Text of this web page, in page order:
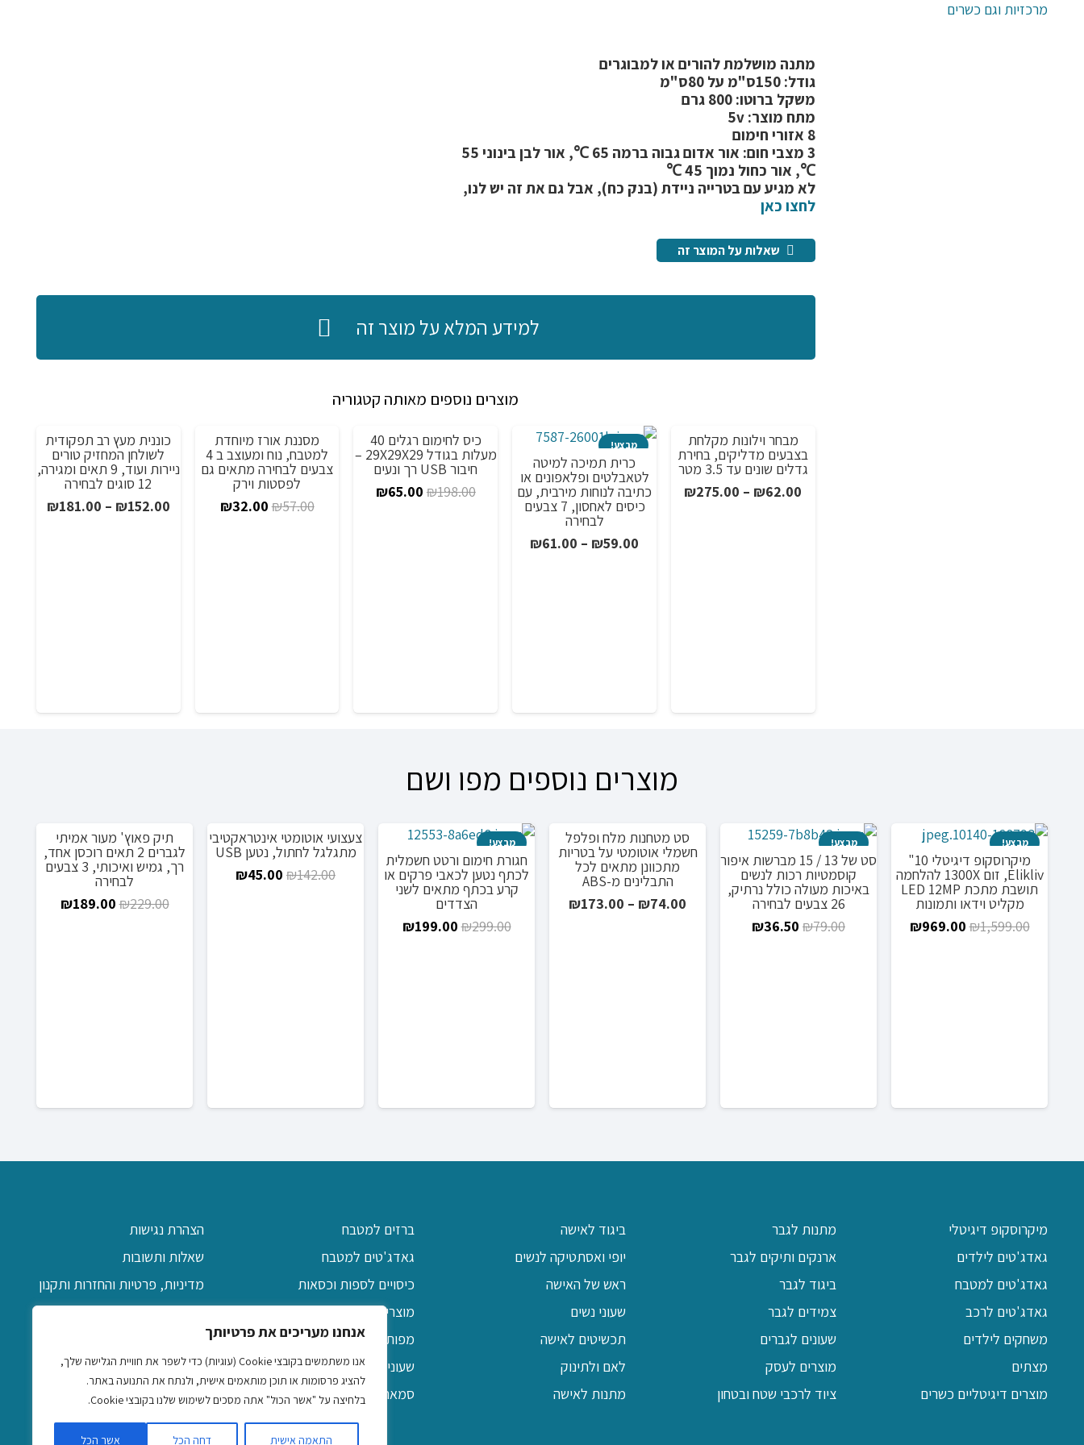
אנחנו מעריכים את פרטיותך
אנו משתמשים בקובצי Cookie (עוגיות) כדי לשפר את חוויית הגלישה שלך,
להציג פרסומות או תוכן מותאמים אישית, ולנתח את התנועה באתר.
בלחיצה על "אשר הכול" אתה מסכים לשימוש שלנו בקובצי Cookie.
התאמה אישית דחה הכל אשר הכל
מתנה מושלמת להורים או למבוגרים
גודל: 150ס"מ על 80ס"מ
משקל ברוטו: 800 גרם
מתח מוצר: 5v
8 אזורי חימום
3 מצבי חום: אור אדום גבוה ברמה 65 ℃, אור לבן בינוני 55
℃, אור כחול נמוך 45 ℃
לא מגיע עם בטרייה ניידת (בנק כח), אבל גם את זה יש לנו,
לחצו כאן
שאלות על המוצר זה
למידע המלא על מוצר זה
מוצרים נוספים מאותה קטגוריה
מבחר וילונות מקלחת
בצבעים מדליקים, בחירת
גדלים שונים עד 3.5 מטר
₪62.00
–
₪275.00
טווח
מחירים:
⁦₪62.00⁩
מבצע!
כרית תמיכה למיטה
לטאבלטים ופלאפונים או
כתיבה לנוחות מירבית, עם
כיסים לאחסון, 7 צבעים
לבחירה
₪59.00
–
₪61.00
טווח
מבצע! כיס לחימום רגלים 40
מעלות בגודל 29X29X29 –
חיבור USB רך ונעים
₪198.00
המחיר₪65.00
מבצע!
מסננת אורז מיוחדת
למטבח, נוח ומעוצב ב 4
צבעים לבחירה מתאים גם
לפסטות וירק
₪57.00
המחיר₪32.00
מבצע!
כוננית מעץ רב תפקודית
לשולחן המחזיק טורים
ניירות ועוד, 9 תאים ומגירה,
12 סוגים לבחירה
₪152.00
–
₪181.00
מרכזיות וגם כשרים
מוצרים נוספים מפו ושם
מבצע!
מיקרוסקופ דיגיטלי 10"
Elikliv, זום 1300X להלחמה
תושבת מתכת LED 12MP
מקליט וידאו ותמונות
₪1,599.00
המחיר ₪969.00
מבצע!
סט של 13 / 15 מברשות איפור
קוסמטיות רכות לנשים
באיכות מעולה כולל נרתיק,
26 צבעים לבחירה
₪79.00
המחיר₪36.50
מבצע!
סט מטחנות מלח ופלפל
חשמלי אוטומטי על בטריות
מתכוונן מתאים לכל
התבלינים מ-ABS
₪74.00
–
₪173.00
מבצע!
חגורת חימום ורטט חשמלית
לכתף נטען לכאבי פרקים או
קרע בכתף מתאים לשני
הצדדים
₪299.00
המחיר ₪199.00
מבצע!
צעצועי אוטומטי אינטראקטיבי
מתגלגל לחתול, נטען USB
₪142.00
המחיר₪45.00
מבצע!
תיק פאוץ' מעור אמיתי
לגברים 2 תאים רוכסן אחד,
רך, גמיש ואיכותי, 3 צבעים
לבחירה
₪229.00
המחיר ₪189.00
מיקרוסקופ דיגיטלי
גאדג'טים לילדים
גאדג'טים למטבח
גאדג'טים לרכב
משחקים לילדים
מצתים
מוצרים דיגיטליים כשרים
מתנות לגבר
ארנקים ותיקים לגבר
ביגוד לגבר
צמידים לגבר
שעונים לגברים
מוצרים לעסק
ציוד לרכבי שטח ובטחון
ביגוד לאישה
יופי ואסתטיקה לנשים
ראש של האישה
שעוני נשים
תכשיטים לאישה
לאם ולתינוק
מתנות לאישה
ברזים למטבח
גאדג'טים למטבח
כיסויים לספות וכסאות
מוצרי יודאיקה
מפות שולחן
שעוני קיר דקורטיביים
סמארטפונים / MP3 ואביזרים
הצהרת נגישות
שאלות ותשובות
מדיניות, פרטיות והחזרות ותקנון
אודות